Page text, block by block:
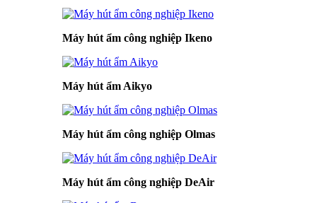
Máy hút ẩm công nghiệp Ikeno
Máy hút ẩm Aikyo
Máy hút ẩm công nghiệp Olmas
Máy hút ẩm công nghiệp DeAir